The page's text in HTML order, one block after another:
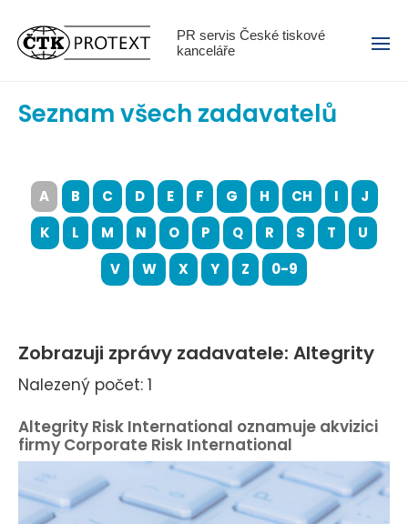
PR servis České tiskové
kanceláře
Menu
Seznam všech zadavatelů
A B C D E F G H CH I
J
K
L M N O P Q R S T
U
V
W X Y Z 0-9
Zobrazuji zprávy zadavatele: Altegrity
Nalezený počet: 1
Altegrity Risk International oznamuje akvizici
firmy Corporate Risk International